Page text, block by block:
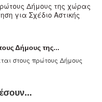
Δήμους της...
στους πρώτους Δήμους